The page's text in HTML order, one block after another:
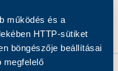
működés és a
HTTP-sütiket
böngészője beállításai
megfelelő